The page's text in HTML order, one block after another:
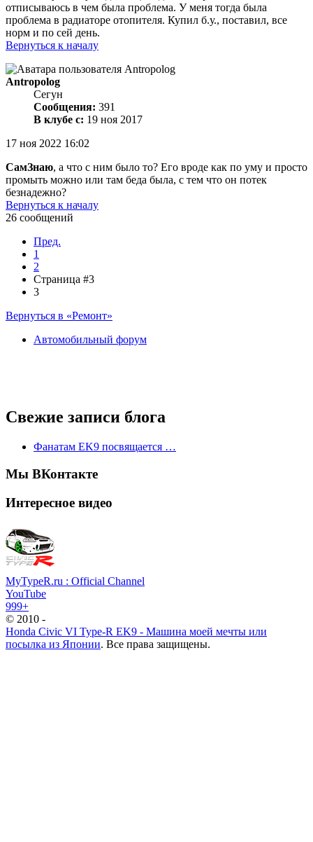
отписываюсь в чем была проблема. У меня тогда была
проблема в радиаторе отопителя. Купил б.у., поставил, все
норм и по сей день.
Вернуться к началу
Antropolog
Сегун
Сообщения: 391
В клубе с: 19 ноя 2017
17 ноя 2022 16:02
СамЗнаю, а что с ним было то? Его вроде как по уму и просто
промыть можно или там беда была, с тем что он потек
безнадежно?
Вернуться к началу
26 сообщений
Пред.
1
2
Страница #3
3
Вернуться в «Ремонт»
Автомобильный форум
Свежие записи блога
Фанатам EK9 посвящается …
Мы ВКонтакте
Интересное видео
MyTypeR.ru : Official Channel
YouTube
999+
© 2010 -
Honda Civic VI Type-R EK9 - Машина моей мечты или
посылка из Японии. Все права защищены.